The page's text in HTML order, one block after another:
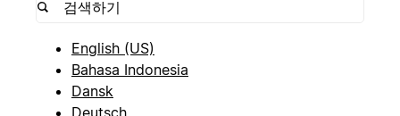
English (US)
Bahasa Indonesia
Dansk
Deutsch